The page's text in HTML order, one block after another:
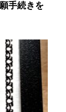
手続きを